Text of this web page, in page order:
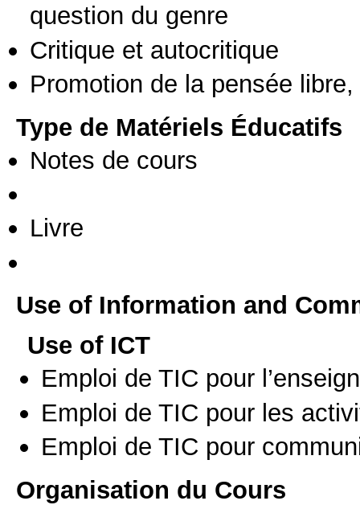
question du genre
Critique et autocritique
Promotion de la pensée
Type de Matériels Éducatifs
Notes de cours
Livre
Use of Information and
Use of ICT
Emploi de TIC pour
Emploi de TIC pour les
Emploi de TIC pour
Organisation du Cours